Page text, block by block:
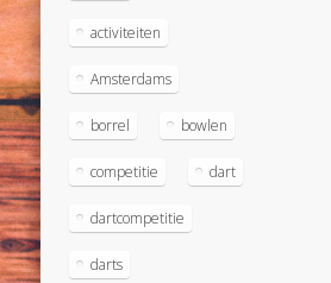
activiteiten
Amsterdams
borrel bowlen
competitie dart
dartcompetitie
darts